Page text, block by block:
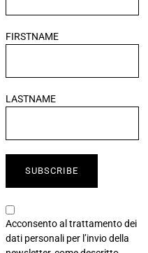
FIRSTNAME
LASTNAME
Acconsento al trattamento dei
dati personali per l’invio della